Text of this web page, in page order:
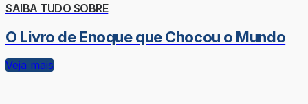
SAIBA TUDO SOBRE
O Livro de Enoque que Chocou o Mundo
Veja mais